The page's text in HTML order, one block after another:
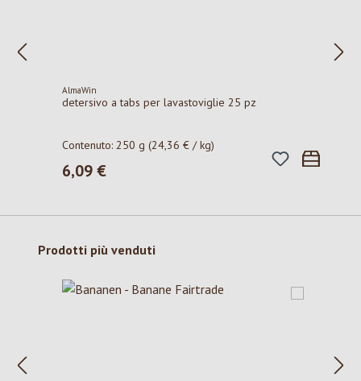
AlmaWin
detersivo a tabs per lavastoviglie 25 pz
Contenuto:250 g(24,36 € / kg)
Prezzo normale:
6,09 €
Salta la galleria dei prodotti
Prodotti più venduti